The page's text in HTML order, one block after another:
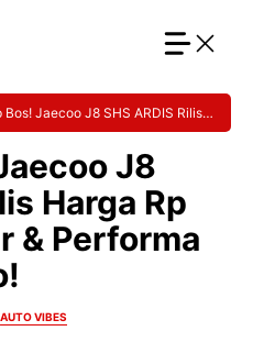
Bos! Jaecoo J8 SHS ARDIS Rilis
J8
Harga Rp
& Performa
AUTO VIBES